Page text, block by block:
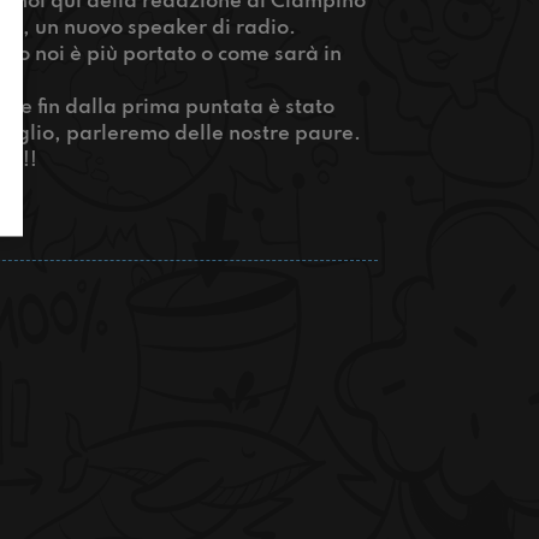
un nuovo speaker di radio.
noi è più portato o come sarà in
fin dalla prima puntata è stato
parleremo delle nostre paure.